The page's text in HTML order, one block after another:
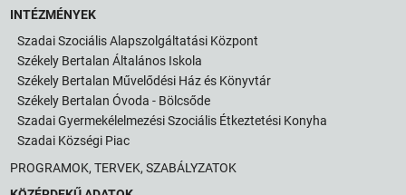
INTÉZMÉNYEK
Szadai Szociális Alapszolgáltatási Központ
Székely Bertalan Általános Iskola
Székely Bertalan Művelődési Ház és Könyvtár
Székely Bertalan Óvoda - Bölcsőde
Szadai Gyermekélelmezési Szociális Étkeztetési Konyha
Szadai Községi Piac
PROGRAMOK, TERVEK, SZABÁLYZATOK